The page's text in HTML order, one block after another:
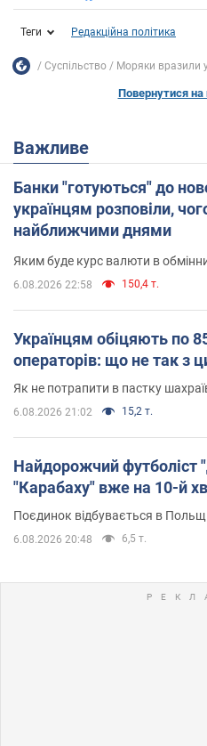
Теги Редакційна політика
Суспільство Моряки вразили
Повернутися на
Важливе
Банки "готуються" до
українцям розповіли,
найближчими днями
Яким буде курс валюти в
6.08.2026 22:58 150,4 т.
Українцям обіцяють по
операторів: що не так з
Як не потрапити в пастку
6.08.2026 21:02 15,2 т.
Найдорожчий футболіст
"Карабаху" вже на 10-й
Поєдинок відбувається в
6.08.2026 20:48 6,5 т.